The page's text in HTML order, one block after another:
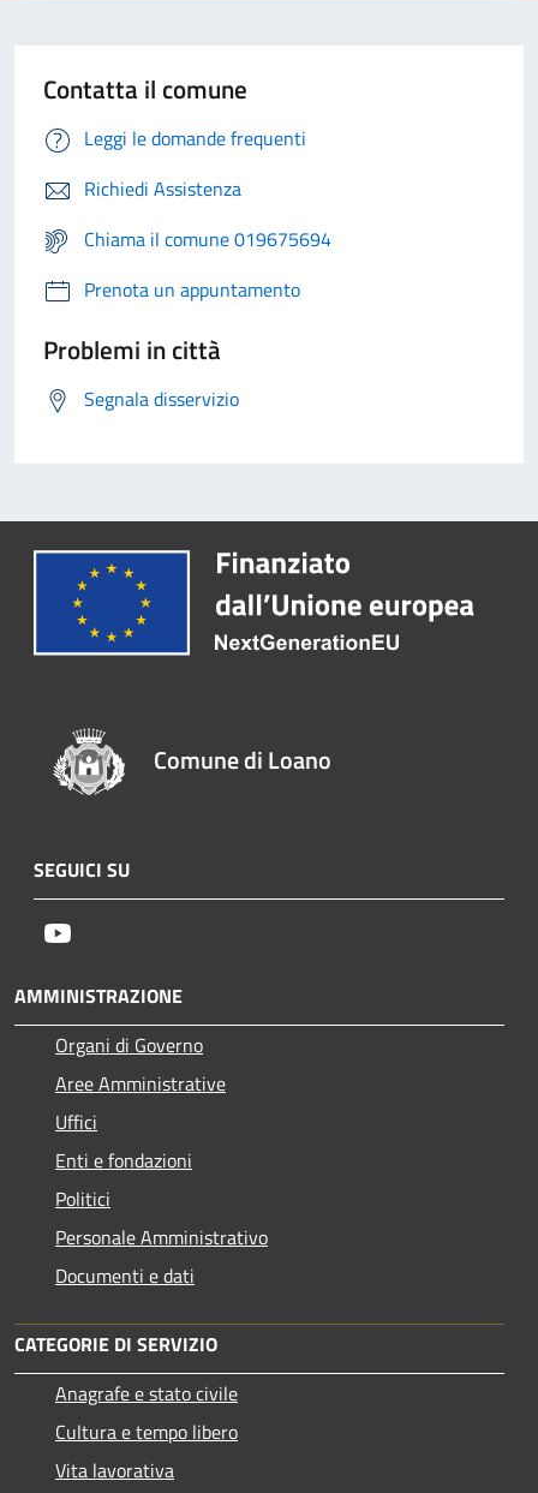
Contatta il comune
Leggi le domande frequenti
Richiedi Assistenza
Chiama il comune 019675694
Prenota un appuntamento
Problemi in città
Segnala disservizio
Comune di Loano
SEGUICI SU
AMMINISTRAZIONE
Organi di Governo
Aree Amministrative
Uffici
Enti e fondazioni
Politici
Personale Amministrativo
Documenti e dati
CATEGORIE DI SERVIZIO
Anagrafe e stato civile
Cultura e tempo libero
Vita lavorativa